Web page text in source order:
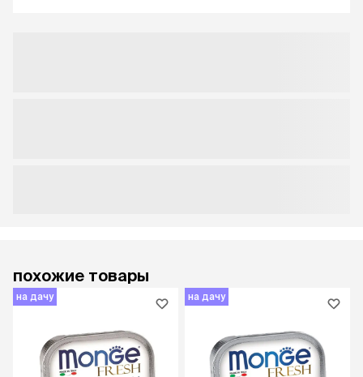
похожие товары
на дачу на дачу